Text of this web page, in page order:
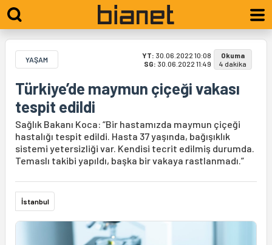
YAŞAM YT: 30.06.2022 10:08
SG: 30.06.2022 11:49
Okuma
4 dakika
Türkiye’de maymun çiçeği vakası
tespit edildi
Sağlık Bakanı Koca: “Bir hastamızda maymun çiçeği
hastalığı tespit edildi. Hasta 37 yaşında, bağışıklık
sistemi yetersizliği var. Kendisi tecrit edilmiş durumda.
Temaslı takibi yapıldı, başka bir vakaya rastlanmadı.”
İstanbul